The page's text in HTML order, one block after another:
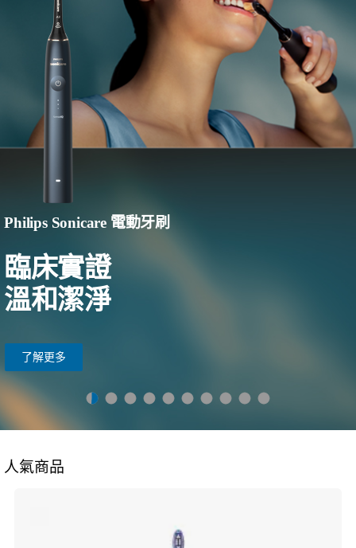
Philips Sonicare 電動牙刷
臨床實證
溫和潔淨
了解更多
人氣商品